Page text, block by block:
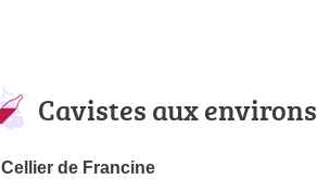
Cavistes aux environs
Cellier de Francine